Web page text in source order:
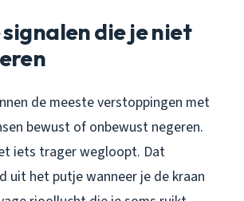
die je niet
de meeste verstoppingen met
bewust of onbewust negeren.
iets trager wegloopt. Dat
uit het putje wanneer je de kraan